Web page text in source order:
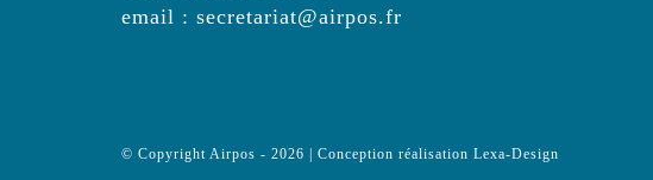
email : secretariat@airpos.fr
© Copyright Airpos - 2026 | Conception réalisation Lexa-Design